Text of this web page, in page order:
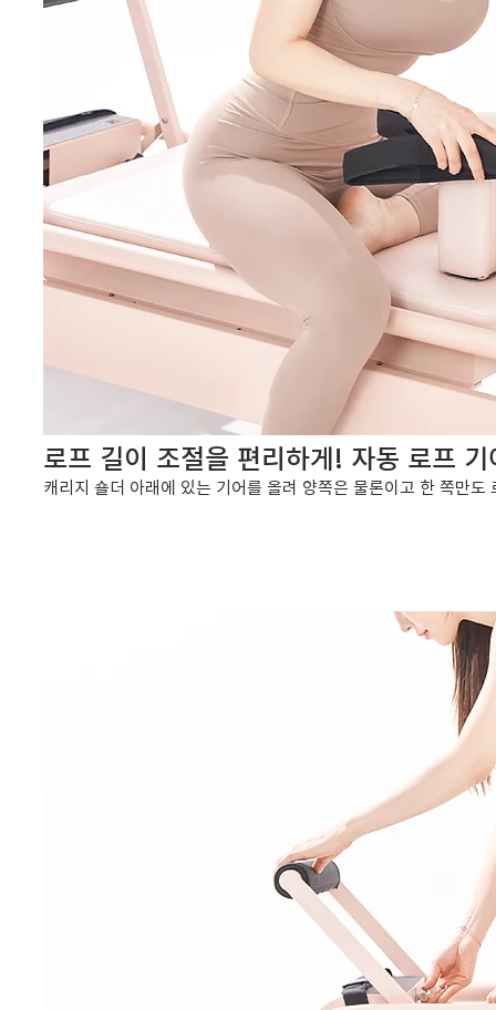
로프 길이 조절을 편리하게! 자동 로프 기
캐리지 숄더 아래에 있는 기어를 올려 양쪽은 물론이고 한 쪽만도